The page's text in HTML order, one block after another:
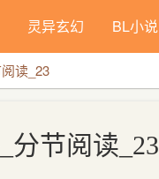
灵异玄幻 BL小说
读_23
分节阅读_23